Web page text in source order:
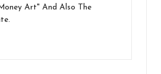
Art" And Also The